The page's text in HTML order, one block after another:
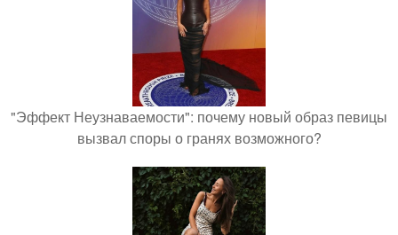
"Эффект Неузнаваемости": почему новый образ певицы
вызвал споры о гранях возможного?